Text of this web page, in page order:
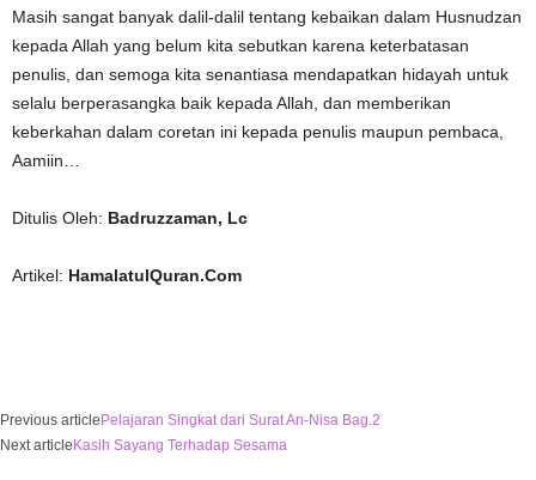
Masih sangat banyak dalil-dalil tentang kebaikan dalam Husnudzan
kepada Allah yang belum kita sebutkan karena keterbatasan
penulis, dan semoga kita senantiasa mendapatkan hidayah untuk
selalu berperasangka baik kepada Allah, dan memberikan
keberkahan dalam coretan ini kepada penulis maupun pembaca,
Aamiin…
Ditulis Oleh: Badruzzaman, Lc
Artikel: HamalatulQuran.Com
Previous articlePelajaran Singkat dari Surat An-Nisa Bag.2
Next articleKasih Sayang Terhadap Sesama